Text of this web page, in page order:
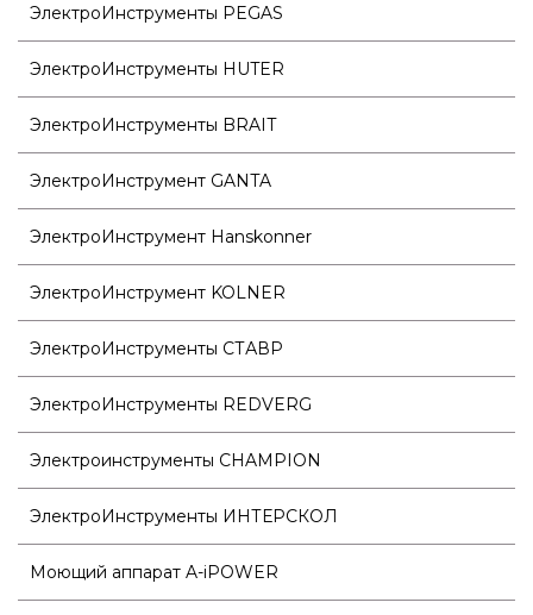
ЭлектроИнструменты PEGAS
ЭлектроИнструменты HUTER
ЭлектроИнструменты BRAIT
ЭлектроИнструмент GANTA
ЭлектроИнструмент Hanskonner
ЭлектроИнструмент KOLNER
ЭлектроИнструменты СТАВР
ЭлектроИнструменты REDVERG
Электроинструменты CHAMPION
ЭлектроИнструменты ИНТЕРСКОЛ
Моющий аппарат A-iPOWER